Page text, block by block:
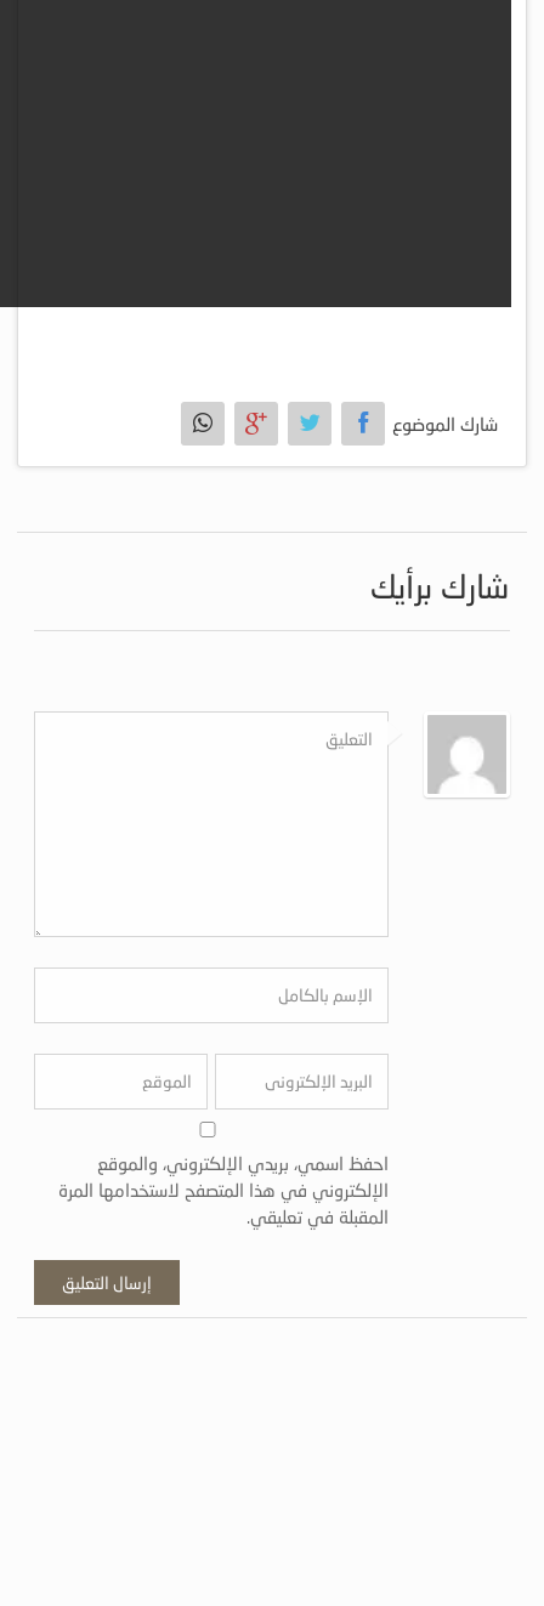
شارك الموضوع
شارك برأيك
احفظ اسمي، بريدي الإلكتروني، والموقع
الإلكتروني في هذا المتصفح لاستخدامها المرة
المقبلة في تعليقي.